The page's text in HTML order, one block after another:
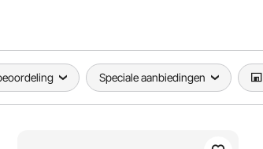
Speciale aanbiedingen